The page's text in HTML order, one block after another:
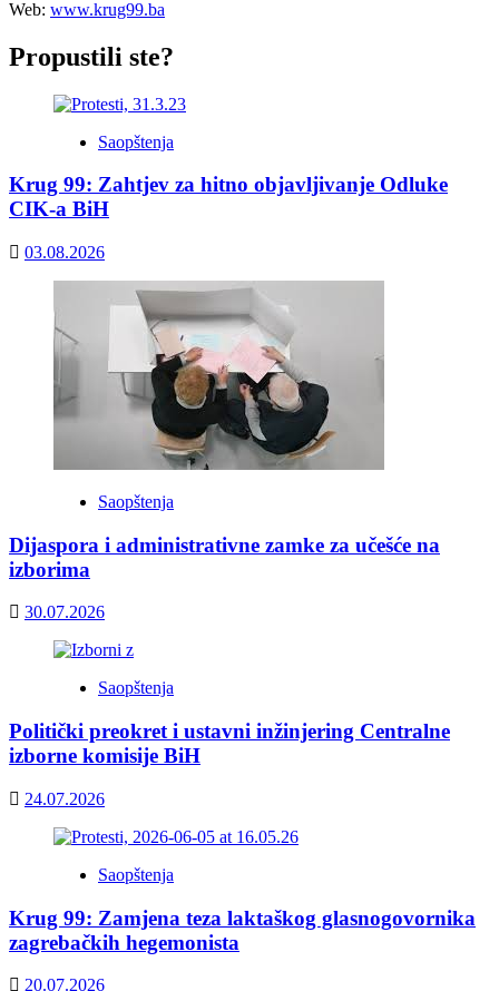
Web: www.krug99.ba
Propustili ste?
Saopštenja
Krug 99: Zahtjev za hitno objavljivanje Odluke
CIK-a BiH
03.08.2026
Saopštenja
Dijaspora i administrativne zamke za učešće na
izborima
30.07.2026
Saopštenja
Politički preokret i ustavni inžinjering Centralne
izborne komisije BiH
24.07.2026
Saopštenja
Krug 99: Zamjena teza laktaškog glasnogovornika
zagrebačkih hegemonista
20.07.2026